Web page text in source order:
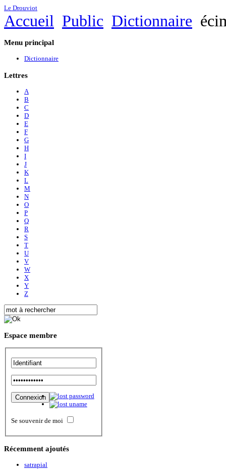
Le Drouviot
Accueil Public Dictionnaire
Menu principal
Dictionnaire
Lettres
A
B
C
D
E
F
G
H
I
J
K
L
M
N
O
P
Q
R
S
T
U
V
W
X
Y
Z
Espace membre
Se souvenir de moi
Récemment ajoutés
satrapial